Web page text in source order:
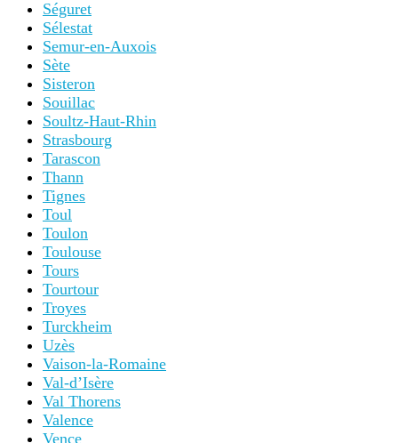
Séguret
Sélestat
Semur-en-Auxois
Sète
Sisteron
Souillac
Soultz-Haut-Rhin
Strasbourg
Tarascon
Thann
Tignes
Toul
Toulon
Toulouse
Tours
Tourtour
Troyes
Turckheim
Uzès
Vaison-la-Romaine
Val-d’Isère
Val Thorens
Valence
Vence